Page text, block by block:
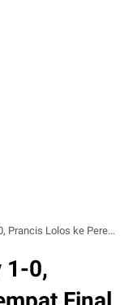
Lolos ke Perempat Final
1-0,